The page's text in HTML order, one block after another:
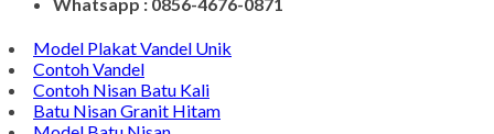
CONTACT INFO
Jika Anda Merasa Kesulitan Untuk Menghubungi
Customer Service Kami, Anda Bisa Langsung
Menghubungi Pusat Layanan Dan Keluhan Customer Di
Contact Di Bawah Ini